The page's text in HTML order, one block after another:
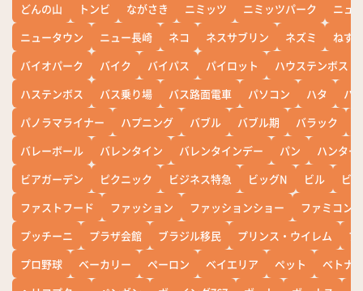
どんの山
トンビ ながさき ニミッツ ニミッツパーク
ニュ
ニュータウン
ニュー長崎 ネコ ネスサブリン ネズミ
ねず
バイオパーク
バイク バイパス パイロット
ハウステンボス
ハステンボス
バス乗り場 バス路面電車 パソコン ハタ
ハ
パノラマライナー
ハプニング バブル バブル期 バラック
バレーボール
バレンタイン バレンタインデー パン
ハンター
ビアガーデン
ピクニック ビジネス特急 ビッグN ビル
ビワ
ファストフード
ファッション ファッションショー
ファミコン
プッチーニ
プラザ会館 ブラジル移民 プリンス・ウイレム
ブ
プロ野球
ベーカリー ペーロン ベイエリア ペット
ベトナ